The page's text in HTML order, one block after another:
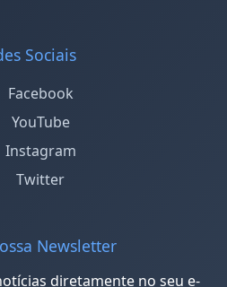
Sociais
Facebook
YouTube
Instagram
Twitter
Newsletter
diretamente no seu e-